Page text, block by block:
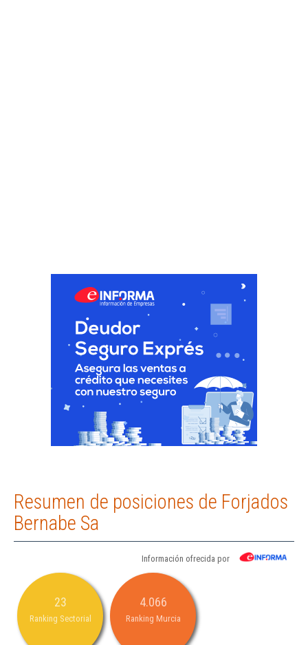
Resumen de posiciones de Forjados
Bernabe Sa
Información ofrecida por
23
Ranking Sectorial
4.066
Ranking Murcia